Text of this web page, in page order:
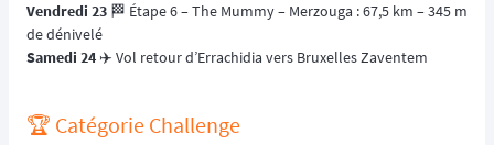
Vendredi 23 🏁 Étape 6 – The Mummy – Merzouga : 67,5 km – 345 m
de dénivelé
Samedi 24 ✈️ Vol retour d’Errachidia vers Bruxelles Zaventem
🏆 Catégorie Challenge